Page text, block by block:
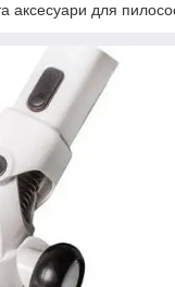
аксесуари для